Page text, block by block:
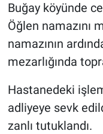
Buğay köyünde
Öğlen namazını
namazının
mezarlığında
Hastanedeki
adliyeye sevk
zanlı tutuklandı.